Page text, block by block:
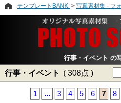
テンプレートBANK 写真素材集 - フ
行事・イベント の
行事・イベント ( 308点 )
1 ... 3 4 5 6 7 8